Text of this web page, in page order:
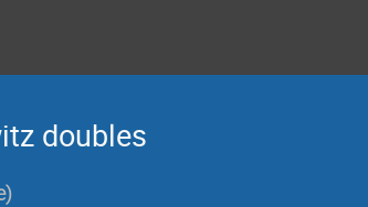
doubles
)